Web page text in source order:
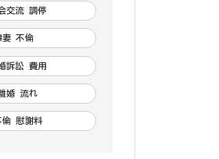
交流 調停
妻 不倫
訴訟 費用
婚 流れ
倫 慰謝料